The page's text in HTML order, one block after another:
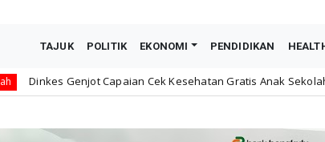
TAJUK POLITIK EKONOMI PENDIDIKAN
Cek Kesehatan Gratis Anak Sekolah, Sasar Seluruh